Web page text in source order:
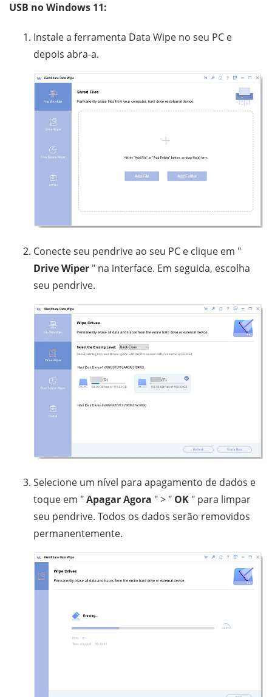
USB no Windows 11:
Instale a ferramenta Data Wipe no seu PC e
depois abra-a.
Conecte seu pendrive ao seu PC e clique em "
Drive Wiper " na interface. Em seguida, escolha
seu pendrive.
Selecione um nível para apagamento de dados e
toque em "Apagar Agora " > " OK " para limpar
seu pendrive. Todos os dados serão removidos
permanentemente.